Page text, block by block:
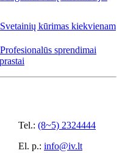
Tel.: (8~5) 2324444
El. p.: info@iv.lt